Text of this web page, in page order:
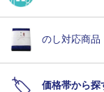
のし対応商品
価格帯から探